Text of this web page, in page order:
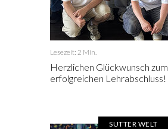
Lesezeit: 2 Min.
Herzlichen Glückwunsch zum
erfolgreichen Lehrabschluss!
SUTTER WELT